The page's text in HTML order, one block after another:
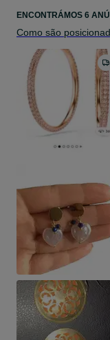
ENCONTRÁMOS 6
Como são